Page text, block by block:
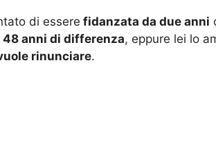
di essere fidanzata da due anni
48 anni di differenza, eppure lei lo
rinunciare.